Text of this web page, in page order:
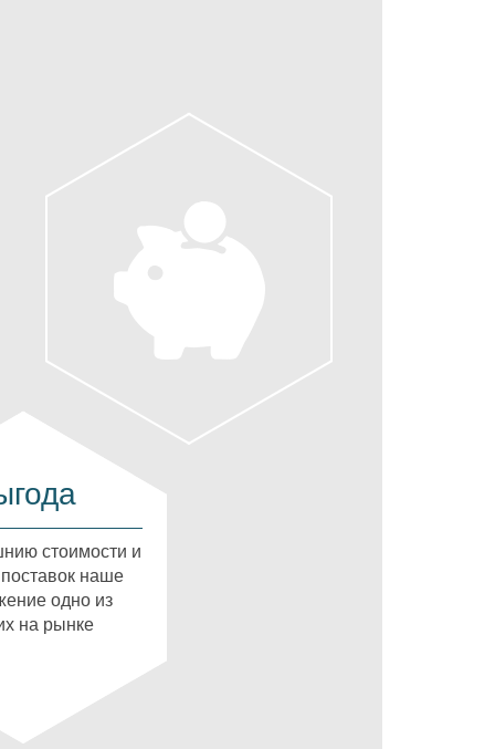
стоимости и
наше
одно из
на рынке